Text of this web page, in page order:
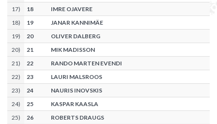
17) 18
IMRE OJAVERE
18) 19
JANAR KANNIMÄE
19) 20
OLIVER DALBERG
20) 21
MIK MADISSON
21) 22
RANDO MARTEN EVENDI
22) 23
LAURI MALSROOS
23) 24
NAURIS INOVSKIS
24) 25
KASPAR KAASLA
25) 26
ROBERTS DRAUGS